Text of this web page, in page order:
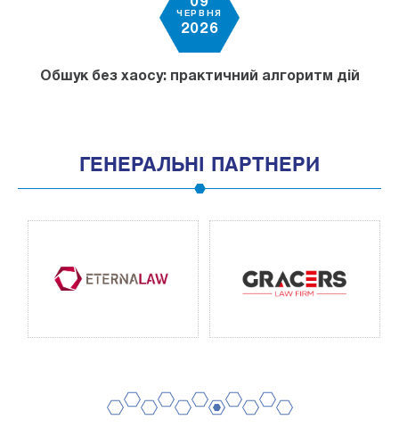
09
ЧЕРВНЯ
2026
Обшук без хаосу: практичний алгоритм дій
ГЕНЕРАЛЬНІ ПАРТНЕРИ